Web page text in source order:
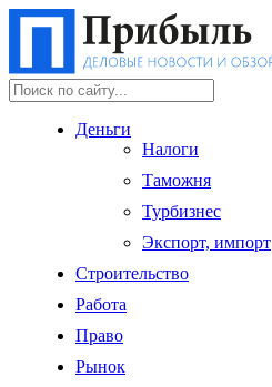
Деньги
Налоги
Таможня
Турбизнес
Экспорт, импорт
Строительство
Работа
Право
Рынок